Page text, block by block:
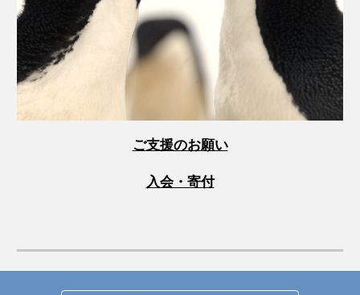
ご支援のお願い
入会・寄付